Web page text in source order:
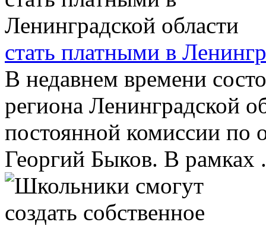
стать платными в
В недавнем времени
региона Ленинградской
постоянной комиссии по
Георгий Быков. В рамках